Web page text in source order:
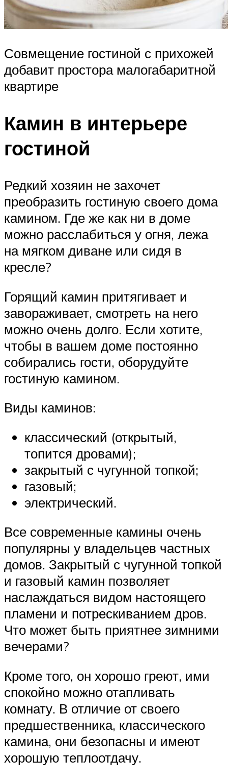
Совмещение гостиной с прихожей
добавит простора малогабаритной
квартире
​Камин в интерьере
гостиной
Редкий хозяин не захочет
преобразить гостиную своего дома
камином. Где же как ни в доме
можно расслабиться у огня, лежа
на мягком диване или сидя в
кресле?
Горящий камин притягивает и
завораживает, смотреть на него
можно очень долго. Если хотите,
чтобы в вашем доме постоянно
собирались гости, оборудуйте
гостиную камином.
Виды каминов:
классический (открытый,
топится дровами);
закрытый с чугунной топкой;
газовый;
электрический.
Все современные камины очень
популярны у владельцев частных
домов. Закрытый с чугунной топкой
и газовый камин позволяет
наслаждаться видом настоящего
пламени и потрескиванием дров.
Что может быть приятнее зимними
вечерами?
Кроме того, он хорошо греют, ими
спокойно можно отапливать
комнату. В отличие от своего
предшественника, классического
камина, они безопасны и имеют
хорошую теплоотдачу.